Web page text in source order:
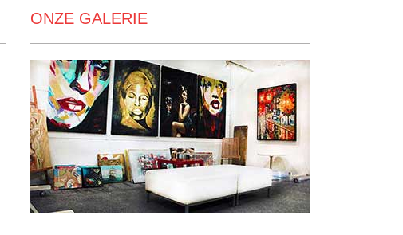
ONZE GALERIE